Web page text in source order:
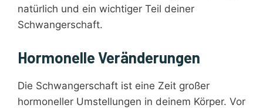
natürlich und ein wichtiger Teil deiner
Schwangerschaft.
Hormonelle Veränderungen
Die Schwangerschaft ist eine Zeit großer
hormoneller Umstellungen in deinem Körper. Vor